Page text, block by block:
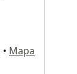
• Mapa